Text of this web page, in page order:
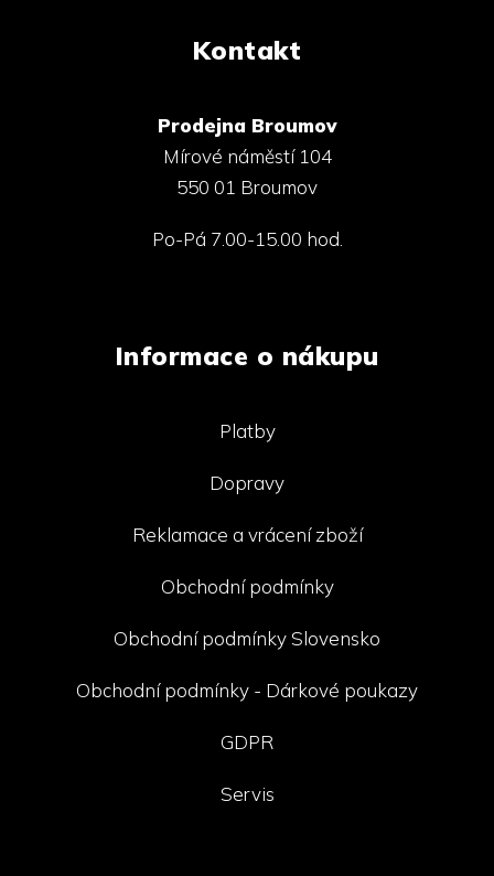
Kontakt
Prodejna Broumov
Mírové náměstí 104
550 01 Broumov
Po-Pá 7.00-15.00 hod.
Informace o nákupu
Platby
Dopravy
Reklamace a vrácení zboží
Obchodní podmínky
Obchodní podmínky Slovensko
Obchodní podmínky - Dárkové poukazy
GDPR
Servis